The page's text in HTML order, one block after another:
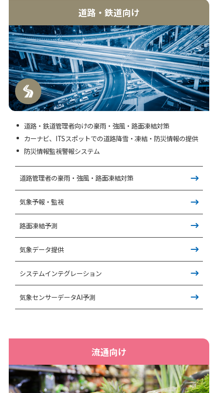
道路・鉄道向け
道路・鉄道管理者向けの豪雨・強風・路面凍結対策
カーナビ、ITSスポットでの道路降雪・凍結・防災情報の提供
防災情報監視警報システム
道路管理者の豪雨・強風・路面凍結対策
気象予報・監視
路面凍結予測
気象データ提供
システムインテグレーション
気象センサーデータAI予測
流通向け